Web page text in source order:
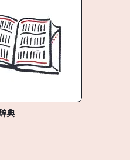
典